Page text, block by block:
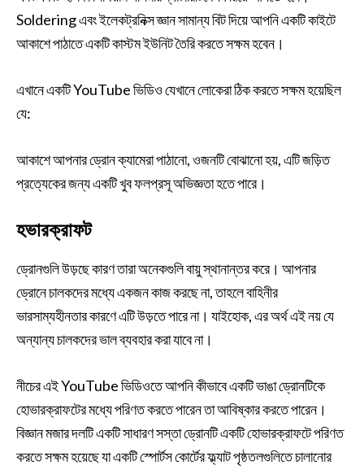
Soldering এবং ইলেকট্রনিক্স জ্ঞান সামান্য বিট দিয়ে আপনি একটি কাইটে
আকাশে পাঠাতে একটি কাস্টম ইউনিট তৈরি করতে সক্ষম হবেন।
এখানে একটি YouTube ভিডিও যেখানে লোকেরা ঠিক করতে সক্ষম হয়েছিল
যে:
আকাশে আপনার ড্রোন ক্যামেরা পাঠানো, ওজনটি বোঝানো হয়, এটি জড়িত
প্রত্যেকের জন্য একটি খুব ফলপ্রসূ অভিজ্ঞতা হতে পারে।
হভারক্রাফট
ড্রোনগুলি উড়ছে কারণ তারা অনেকগুলি বায়ু স্থানান্তর করে। আপনার
ড্রোনে চালকদের মধ্যে একজন কাজ করছে না, তাহলে বাহিনীর
ভারসাম্যহীনতার কারণে এটি উড়তে পারে না। যাইহোক, এর অর্থ এই নয় যে
অন্যান্য চালকদের ভাল ব্যবহার করা যাবে না।
নীচের এই YouTube ভিডিওতে আপনি কীভাবে একটি ভাঙা ড্রোনটিকে
হোভারক্রাফটের মধ্যে পরিণত করতে পারেন তা আবিষ্কার করতে পারেন।
বিজ্ঞান মজার দলটি একটি সাধারণ সস্তা ড্রোনটি একটি হোভারক্রাফটে পরিণত
করতে সক্ষম হয়েছে যা একটি স্পোর্টস কোর্টের ফ্ল্যাট পৃষ্ঠতলগুলিতে চালানোর